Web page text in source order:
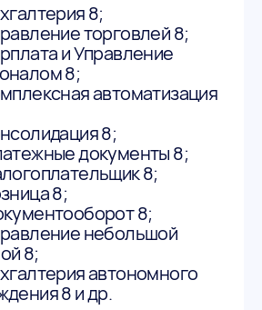
8;
торговлей 8;
и Управление
8;
автоматизация
8;
документы 8;
8;
8;
8;
небольшой
8;
автономного
8 и др.